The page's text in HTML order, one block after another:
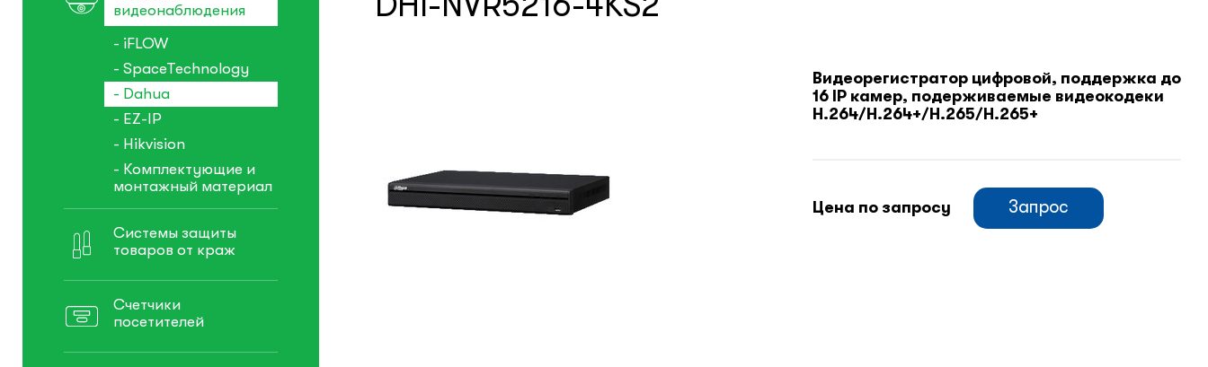
видеонаблюдения
- iFLOW
- SpaceTechnology
- Dahua
- EZ-IP
- Hikvision
- Комплектующие и
монтажный материал
Системы защиты
товаров от краж
Счетчики
посетителей
Видеорегистратор цифровой, поддержка до
16 IP камер, подерживаемые видеокодеки
H.264/H.264+/H.265/H.265+
Цена по запросу Запрос